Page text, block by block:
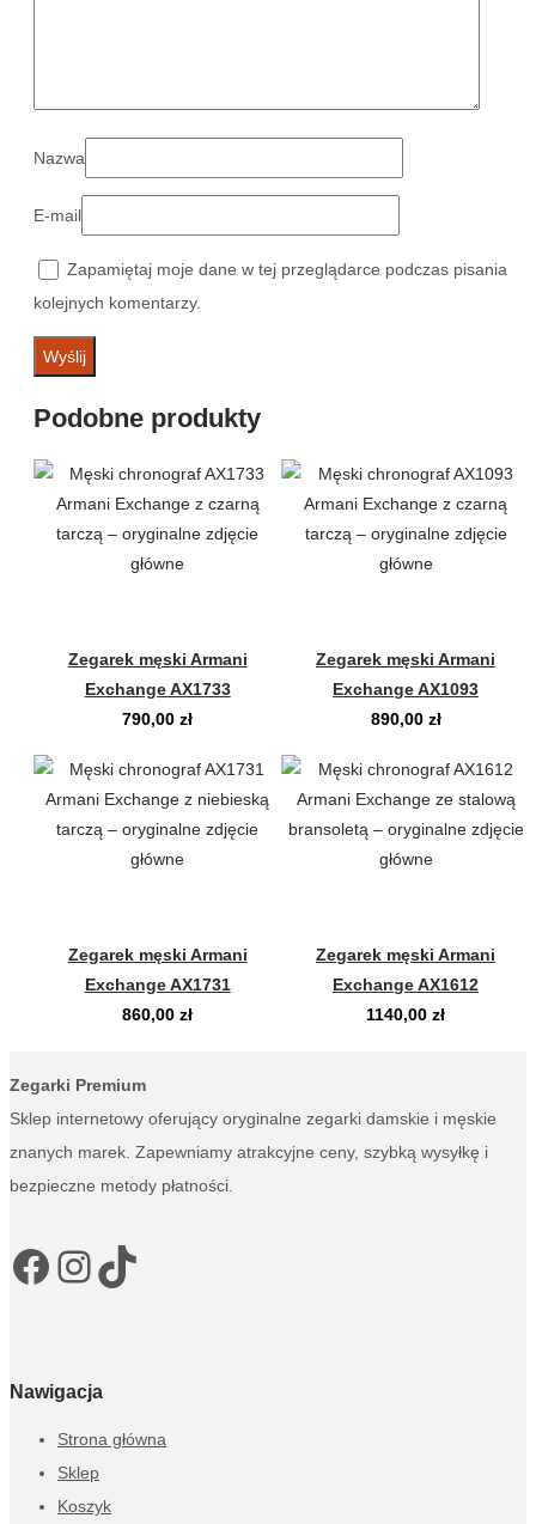
Nazwa
E-mail
Zapamiętaj moje dane w tej przeglądarce podczas pisania
kolejnych komentarzy.
Podobne produkty
Zegarek męski Armani
Exchange AX1733
790,00zł
Zegarek męski Armani
Exchange AX1093
890,00 zł
Zegarek męski Armani
Exchange AX1731
860,00zł
Zegarek męski Armani
Exchange AX1612
1140,00zł
Zegarki Premium
Sklep internetowy oferujący oryginalne zegarki damskie i męskie
znanych marek. Zapewniamy atrakcyjne ceny, szybką wysyłkę i
bezpieczne metody płatności.
Facebook Instagram TikTok
Nawigacja
Strona główna
Sklep
Koszyk